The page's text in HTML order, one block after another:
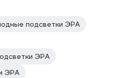
подсветки ЭРА
ЭРА
ЭРА